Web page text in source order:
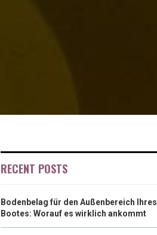
RECENT POSTS
Bodenbelag für den Außenbereich Ihres
Bootes: Worauf es wirklich ankommt